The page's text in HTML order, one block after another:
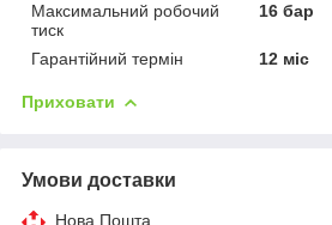
Максимальний робочий
тиск
16 бар
Гарантійний термін 12 міс
Приховати
Умови доставки
Нова Пошта